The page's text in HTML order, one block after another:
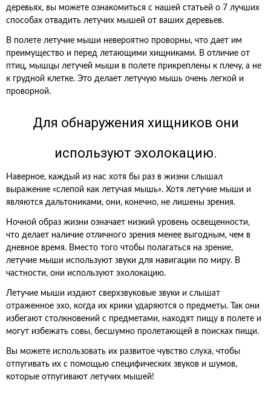
деревьях, вы можете ознакомиться с нашей статьей о 7 лучших
способах отвадить летучих мышей от ваших деревьев.
В полете летучие мыши невероятно проворны, что дает им
преимущество и перед летающими хищниками. В отличие от
птиц, мышцы летучей мыши в полете прикреплены к плечу, а не
к грудной клетке. Это делает летучую мышь очень легкой и
проворной.
Для обнаружения хищников они
используют эхолокацию.
Наверное, каждый из нас хотя бы раз в жизни слышал
выражение «слепой как летучая мышь». Хотя летучие мыши и
являются дальтониками, они, конечно, не лишены зрения.
Ночной образ жизни означает низкий уровень освещенности,
что делает наличие отличного зрения менее выгодным, чем в
дневное время. Вместо того чтобы полагаться на зрение,
летучие мыши используют звуки для навигации по миру. В
частности, они используют эхолокацию.
Летучие мыши издают сверхзвуковые звуки и слышат
отраженное эхо, когда их крики ударяются о предметы. Так они
избегают столкновений с предметами, находят пищу в полете и
могут избежать совы, бесшумно пролетающей в поисках пищи.
Вы можете использовать их развитое чувство слуха, чтобы
отпугивать их с помощью специфических звуков и шумов,
которые отпугивают летучих мышей!